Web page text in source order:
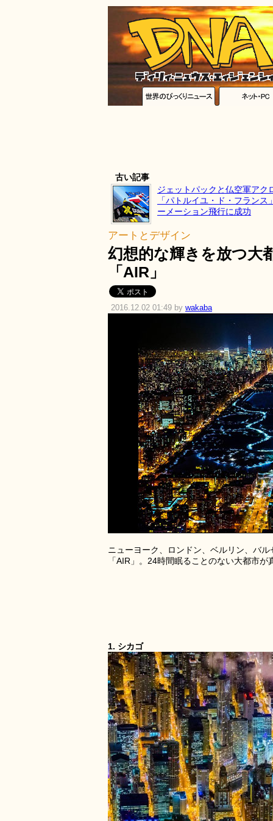
古い記事
ジェットパックと仏空軍アク
「パトルイユ・ド・フランス
ーメーション飛行に成功
アートとデザイン
幻想的な輝きを放つ大
「AIR」
2016.12.02 01:49 by wakaba
ニューヨーク、ロンドン、ベルリン、バ
「AIR」。24時間眠ることのない大都市
1. シカゴ